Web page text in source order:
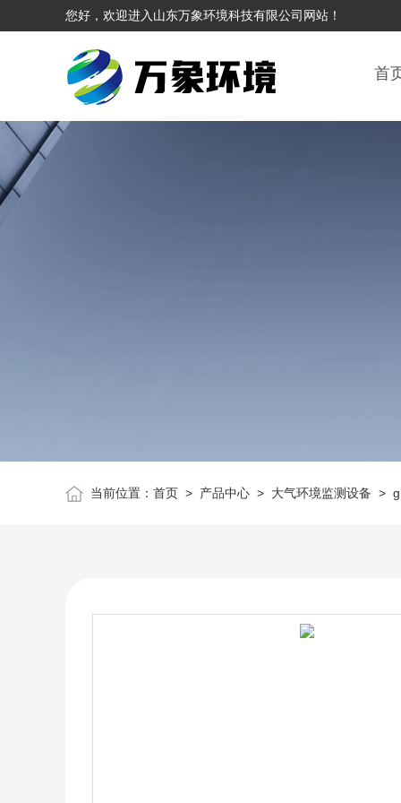
您好，欢迎进入山东万象环境科技有限公司网站！
首
当前位置： 首页> 产品中心> 大气环境监测设备 >